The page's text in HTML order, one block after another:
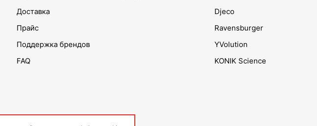
Доставка
Прайс
Поддержка брендов
FAQ
Djeco
Ravensburger
YVolution
KONIK Science